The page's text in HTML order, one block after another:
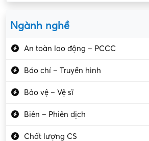
Ngành nghề
An toàn lao động – PCCC
Báo chí – Truyền hình
Bảo vệ – Vệ sĩ
Biên – Phiên dịch
Chất lượng CS